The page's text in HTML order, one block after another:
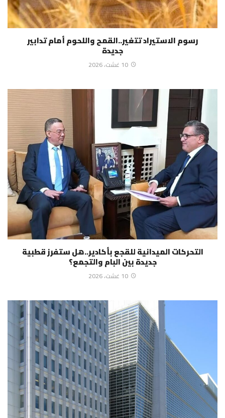
رسوم الاستيراد تتغير..القمح واللحوم أمام تدابير
جديدة
10 غشت، 2026
التحركات الميدانية للقجع بأكادير..هل ستفرز قطبية
جديدة بين البام والتجمع؟
10 غشت، 2026